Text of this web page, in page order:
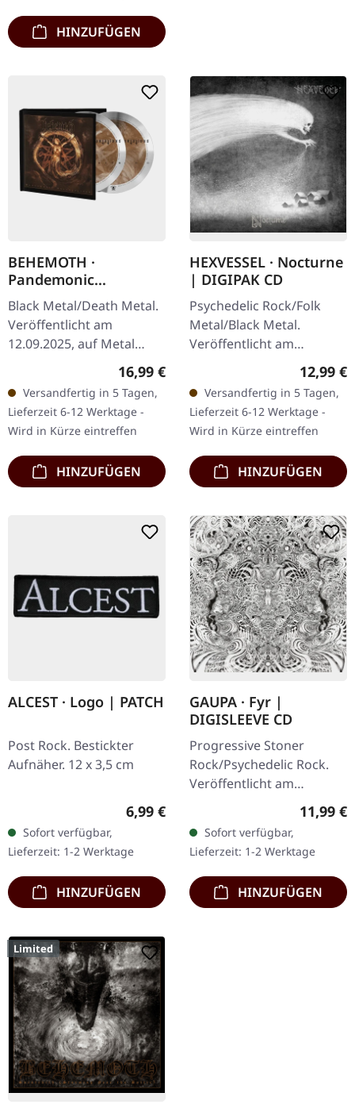
HINZUFÜGEN
BEHEMOTH ·
Pandemonic
Incantations |
DIGIBOOK 2CD
Black Metal/Death Metal.
Veröffentlicht am
12.09.2025, auf Metal
Blade Records. Doppel-CD
im noblen Digibook mit
Heißprägedruck und 20-
seitigem…
Regulärer Preis:
16,99 €
Versandfertig in 5 Tagen,
Lieferzeit 6-12 Werktage -
Wird in Kürze eintreffen
HINZUFÜGEN
HEXVESSEL · Nocturne
| DIGIPAK CD
Psychedelic Rock/Folk
Metal/Black Metal.
Veröffentlicht am
13.06.2025, auf Prophecy
Productions. CD im
Digipak, 12-seitiges
Booklet. Mit ihrem…
12,99 €
Versandfertig in 5 Tagen,
Lieferzeit 6-12 Werktage -
Wird in Kürze eintreffen
HINZUFÜGEN
ALCEST · Logo | PATCH
Post Rock. Bestickter
Aufnäher. 12 x 3,5 cm
Regulärer Preis:
6,99 €
Sofort verfügbar,
Lieferzeit: 1-2 Werktage
HINZUFÜGEN
GAUPA · Fyr |
DIGISLEEVE CD
Progressive Stoner
Rock/Psychedelic Rock.
Veröffentlicht am
04.07.2025, auf Magnetic
Eye Records. CD im
Digisleeve. Die
schwedische…
11,99 €
Sofort verfügbar,
Lieferzeit: 1-2 Werktage
HINZUFÜGEN
Limited